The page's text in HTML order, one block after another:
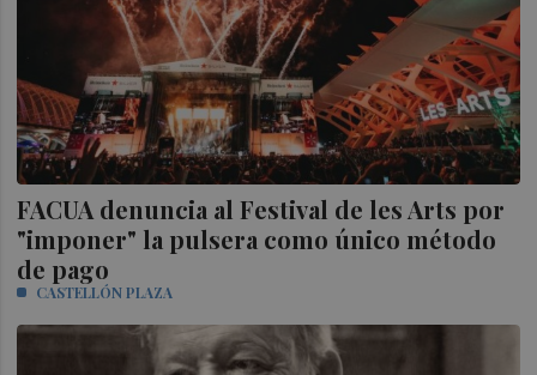
FACUA denuncia al Festival de les Arts por
"imponer" la pulsera como único método
de pago
CASTELLÓN PLAZA